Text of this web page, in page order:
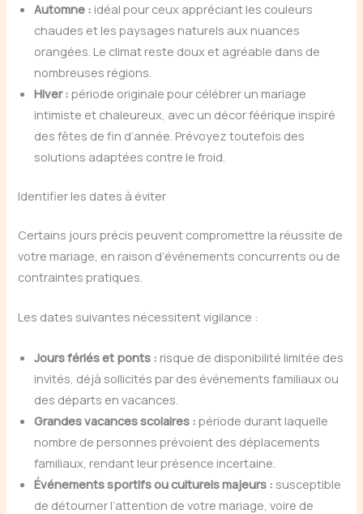
Automne : idéal pour ceux appréciant les couleurs
chaudes et les paysages naturels aux nuances
orangées. Le climat reste doux et agréable dans de
nombreuses régions.
Hiver : période originale pour célébrer un mariage
intimiste et chaleureux, avec un décor féérique inspiré
des fêtes de fin d’année. Prévoyez toutefois des
solutions adaptées contre le froid.
Identifier les dates à éviter
Certains jours précis peuvent compromettre la réussite de
votre mariage, en raison d’événements concurrents ou de
contraintes pratiques.
Les dates suivantes nécessitent vigilance :
Jours fériés et ponts : risque de disponibilité limitée des
invités, déjà sollicités par des événements familiaux ou
des départs en vacances.
Grandes vacances scolaires : période durant laquelle
nombre de personnes prévoient des déplacements
familiaux, rendant leur présence incertaine.
Événements sportifs ou culturels majeurs : susceptible
de détourner l’attention de votre mariage, voire de